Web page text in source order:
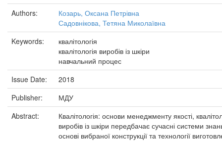
Authors:
Козарь, Оксана Петрівна
Садовнікова, Тетяна Миколаївна
Keywords:
квалітологія
квалітологія виробів із шкіри
навчальний процес
Issue Date:
2018
Publisher:
МДУ
Abstract:
Квалітологія: основи менеджменту якості,
виробів із шкіри передбачає сучасні системи
основі вибраної конструкції та технології